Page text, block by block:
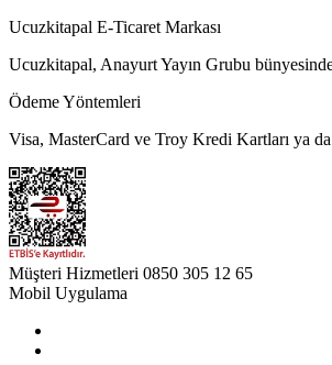
Ucuzkitapal E-Ticaret Markası
Ucuzkitapal, Anayurt Yayın Grubu
Ödeme Yöntemleri
Visa, MasterCard ve Troy Kredi Kartları ya
Müşteri Hizmetleri 0850 305 12 65
Mobil Uygulama